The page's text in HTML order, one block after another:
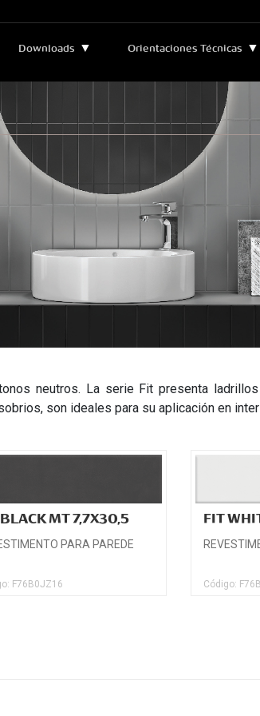
Downloads ▼
Boletines y Manuales ▼ Asistencia Técnica
Leyendas Técnicas
Sostenibilidad
Certificados
Orientaciones Técnicas ▼
neutros. La serie Fit presenta
son ideales para su aplicación en
MT 7,7X30,5
PARA PAREDE
F76B0JZ16
FIT
Código: